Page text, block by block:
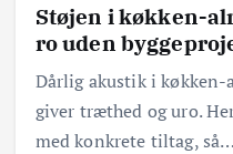
Støjen i køkken-
ro uden
Dårlig akustik i
giver træthed og uro.
med konkrete tiltag, så…